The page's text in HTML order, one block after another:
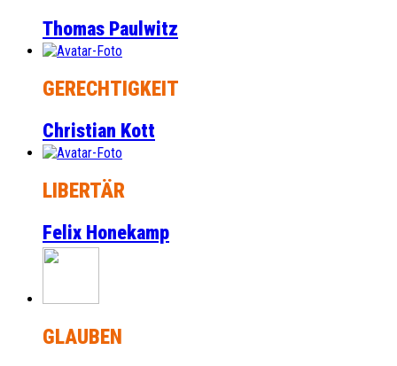
Thomas Paulwitz
GERECHTIGKEIT
Christian Kott
LIBERTÄR
Felix Honekamp
GLAUBEN